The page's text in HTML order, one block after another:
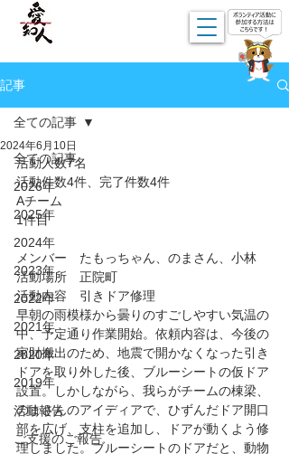
記事
全ての記事
2026年
2025年
2024年
2023年
2022年
2021年
2020年
2019年
活動報告
ご支援のご報告
全ての記事
2024年6月10日
活動人数7名
活動件数4件、完了件数4件
Aチーム
1件目
メンバー　たもっちゃん、のまさん、小林
活動場所　正院町
活動内容　引きドア修理
早朝の雨模様から曇りのすごしやすい気温の
中、予定通り作業開始。依頼内容は、今後の
家財搬出のため、地震で開かなくなった引き
ドアを取り外した後、ブルーシートの仮ドア
設置。しかしながら、我らがチームの棟梁、
のまさんのアイディアで、ひずんだドア開口
部を広げ、支柱を追加し、ドアが動くよう修
理しました。ブルーシートのドアだと、動物